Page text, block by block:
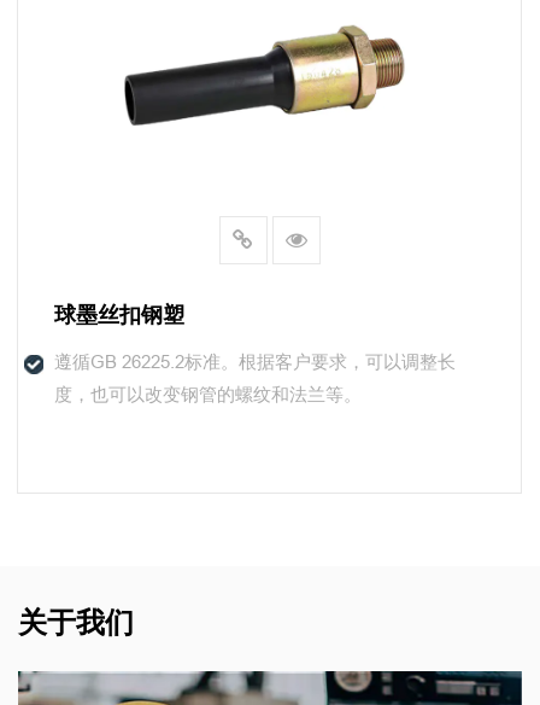
球墨丝扣钢塑
遵循GB 26225.2标准。根据客户要求，可以调整长
度，也可以改变钢管的螺纹和法兰等。
关于我们